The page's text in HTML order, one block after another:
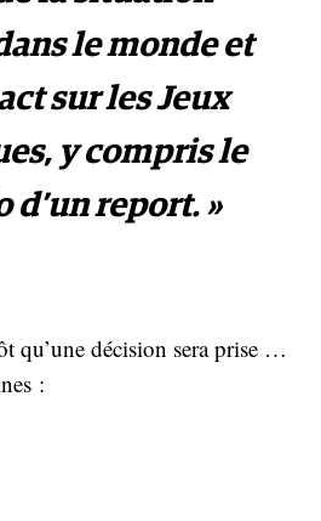
le monde et
sur les Jeux
y compris le
d’un report. »
qu’une décision sera prise …
: